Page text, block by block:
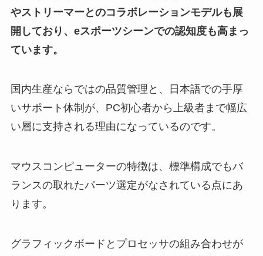
やストリーマーとのコラボレーションモデルも展
開しており、eスポーツシーンでの認知度も高まっ
ています。
国内生産ならではの品質管理と、日本語での手厚
いサポート体制が、PC初心者から上級者まで幅広
い層に支持される理由になっているのです。
マウスコンピューターの特徴は、標準構成でもバ
ランスの取れたパーツ選定がなされている点にあ
ります。
グラフィックボードとプロセッサの組み合わせが